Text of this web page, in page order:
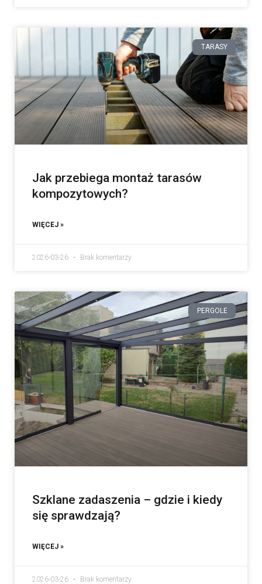
TARASY
Jak przebiega montaż tarasów
kompozytowych?
WIĘCEJ »
2026-03-26 Brak komentarzy
PERGOLE
Szklane zadaszenia – gdzie i kiedy
się sprawdzają?
WIĘCEJ »
2026-03-26 Brak komentarzy